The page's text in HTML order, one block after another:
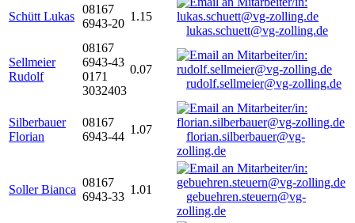
Schütt Lukas
08167
6943-20
1.15
lukas.schuett@vg-zolling.de
Sellmeier
Rudolf
08167
6943-43
0171
3032403
0.07
rudolf.sellmeier@vg-zolling.de
Silberbauer
Florian
08167
6943-44
1.07
florian.silberbauer@vg-
zolling.de
Soller Bianca
08167
6943-33
1.01
gebuehren.steuern@vg-
zolling.de